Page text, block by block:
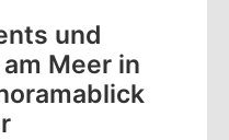
und
Meer in